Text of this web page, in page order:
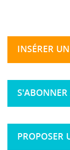
INSÉRER
S'ABONNER
PROPOSER